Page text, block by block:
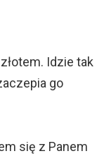
Idzie tak
go
się z Panem